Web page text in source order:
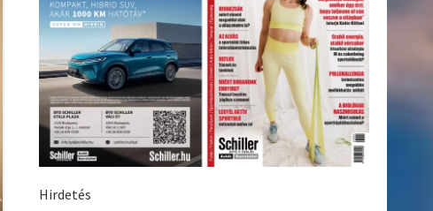
Hirdetés